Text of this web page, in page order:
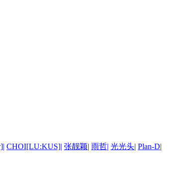
| CHOI[LU:KUS]| 张靓颖| 雨哲| 光光头| Plan-D|